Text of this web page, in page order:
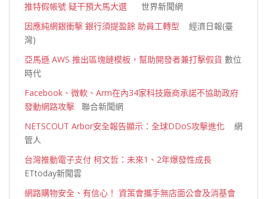
推特假帳號 疑干預大馬大選 世界新聞網
因應純網銀衝擊 銀行須提盈餘 助員工轉型 經濟日報(臺
灣)
亞馬遜 AWS 推出區塊鏈模板，幫助開發者兼打擊假貨 數位
時代
Facebook、微軟、Arm在內34家科技廠商承諾不協助政府
發動網路攻擊 聯合新聞網
NETSCOUT Arbor安全報告顯示：全球DDoS攻擊進化 網
管人
台灣推動電子支付 柯文哲：未來1、2年爆發性成長
ETtoday新聞雲
網路購物安全、有信心！ 資策會攜手無店面公會及消基會